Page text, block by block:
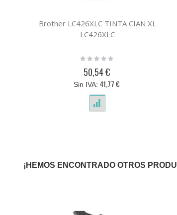
Brother LC426XLC TINTA CIAN XL
LC426XLC
Rating:
50,54 €
41,77 €
¡HEMOS ENCONTRADO OTROS